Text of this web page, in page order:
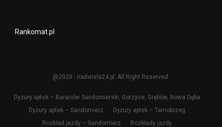
Rankomat.pl
@2020 - nadwisla24.pl. All Right Reserved.
Dyżury aptek – Baranów Sandomierski, Gorzyce, Grębów, Nowa Dęba
Dyżury aptek – Sandomierz
Dyżury aptek – Tarnobrzeg
Rozkład jazdy – Sandomierz
Rozkłady jazdy